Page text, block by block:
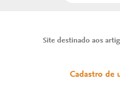
Site destinado aos
Cadastro de